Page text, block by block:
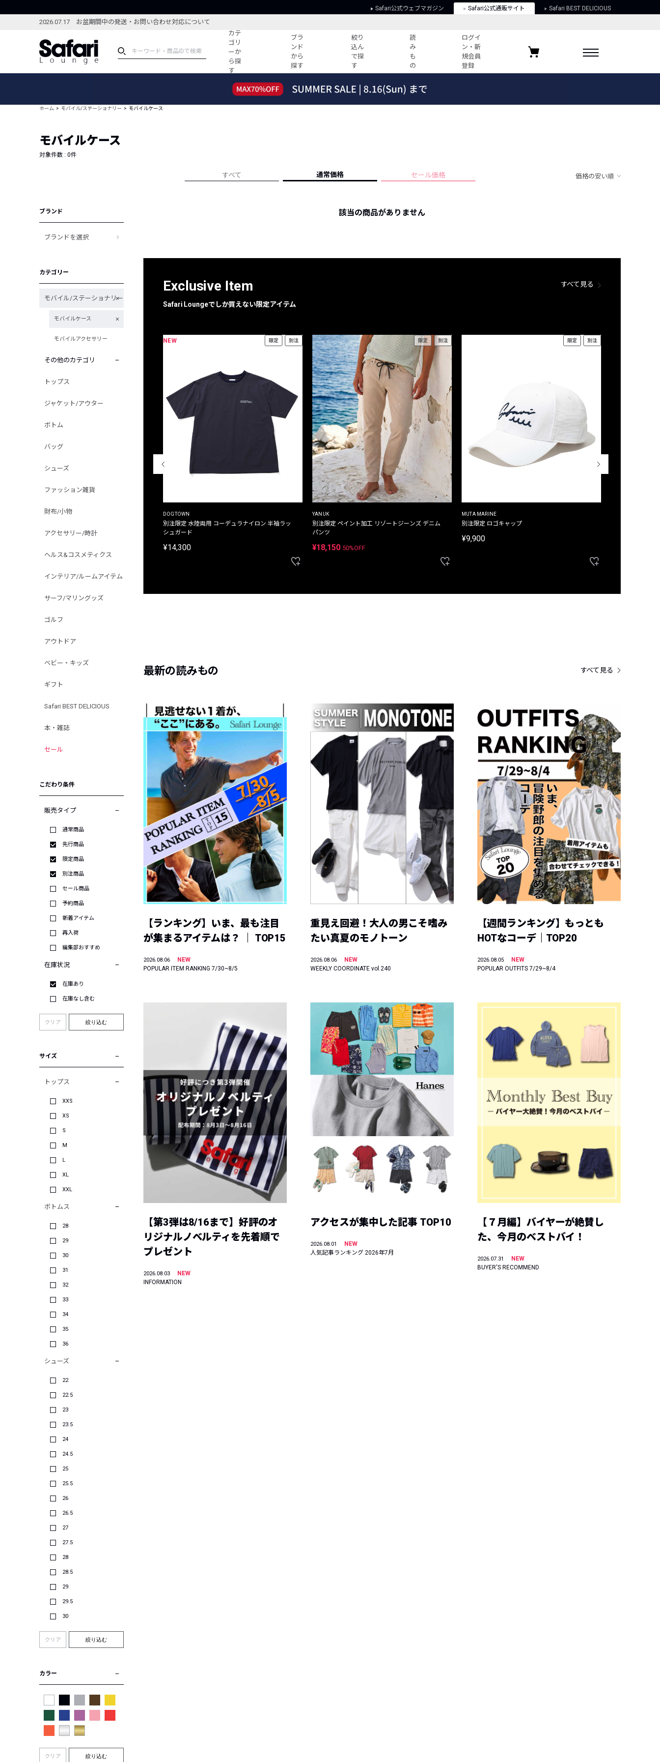
Safari公式ウェブマガジン Safari公式通販サイト Safari BEST DELICIOUS
2026.07.17 お盆期間中の発送・お問い合わせ対応について
カテ
ゴリ
ーか
ら探
す
ブラ
ンド
から
探す
絞り
込ん
で探
す
読
み
も
の
ログイ
ン・新
規会員
登録
ブランドから探す
新着アイテム
編集部のおすすめアイテム
特集記事
すべての記事
人気記事ランキング
フォーカスブランド
プライバシーポリシー
お気に入りブランド
ホーム モバイル/ステーショナリー モバイルケース
モバイルケース
対象件数 : 0件
すべて 通常価格 セール価格 価格の安い順
ブランド
ブランドを選択
カテゴリー
モバイル/ステーショナリー
モバイルケース
モバイルアクセサリー
その他のカテゴリ
トップス
ジャケット/アウター
ボトム
バッグ
シューズ
ファッション雑貨
財布/小物
アクセサリー/時計
ヘルス&コスメティクス
インテリア/ルームアイテム
サーフ/マリングッズ
ゴルフ
アウトドア
ベビー・キッズ
ギフト
Safari BEST DELICIOUS
本・雑誌
セール
こだわり条件
販売タイプ
通常商品
先行商品
限定商品
別注商品
セール商品
予約商品
新着アイテム
再入荷
編集部おすすめ
在庫状況
在庫あり
在庫なし含む
クリア 絞り込む
サイズ
トップス
XXS
XS
S
M
L
XL
XXL
ボトムス
28
29
30
31
32
33
34
35
36
シューズ
22
22.5
23
23.5
24
24.5
25
25.5
26
26.5
27
27.5
28
28.5
29
29.5
30
クリア 絞り込む
カラー
クリア 絞り込む
該当の商品がありません
Exclusive Item
Safari Loungeでしか買えない限定アイテム
すべて見る
THE DUFFER OF ST.GEORGE
プリントTシャツ
NEW 限定 別注
DOGTOWN
別注限定 水陸両用 コーデュラナイロン 半袖ラッ
シュガード
¥14,300
限定 別注
YANUK
別注限定 ペイント加工 リゾートジーンズ デニム
パンツ
¥18,150 50%OFF
限定 別注
MUTA MARINE
別注限定 ロゴキャップ
¥9,900
最新の読みもの すべて見る
【ランキング】いま、最も注目
が集まるアイテムは？ ｜ TOP15
2026.08.06
NEW
POPULAR ITEM RANKING 7/30~8/5
重見え回避！大人の男こそ嗜み
たい真夏のモノトーン
2026.08.06
NEW
WEEKLY COORDINATE vol.240
【週間ランキング】もっとも
HOTなコーデ｜TOP20
2026.08.05
NEW
POPULAR OUTFITS 7/29~8/4
【第3弾は8/16まで】好評のオ
リジナルノベルティを先着順で
プレゼント
2026.08.03
NEW
INFORMATION
アクセスが集中した記事 TOP10
2026.08.01
NEW
人気記事ランキング 2026年7月
【７月編】バイヤーが絶賛し
た、今月のベストバイ！
2026.07.31
NEW
BUYER'S RECOMMEND